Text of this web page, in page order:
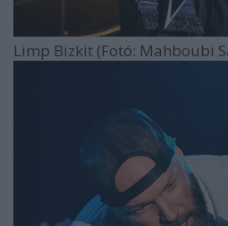
Limp Bizkit (Fotó: Mahboubi